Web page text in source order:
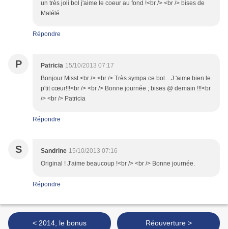
un très joli bol j'aime le coeur au fond !<br /> <br /> bises de
Malélé
Répondre
P Patricia 15/10/2013 07:17
Bonjour Misst.<br /> <br /> Très sympa ce bol....J 'aime bien le
p'tit cœur!!!<br /> <br /> Bonne journée ; bises @ demain !!!<br
/> <br /> Patricia
Répondre
S Sandrine 15/10/2013 07:16
Original ! J'aime beaucoup !<br /> <br /> Bonne journée.
Répondre
< 2014, le bonus Réouverture >